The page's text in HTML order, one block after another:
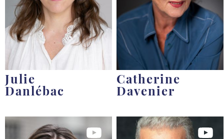
Julie
Danlébac
Catherine
Davenier